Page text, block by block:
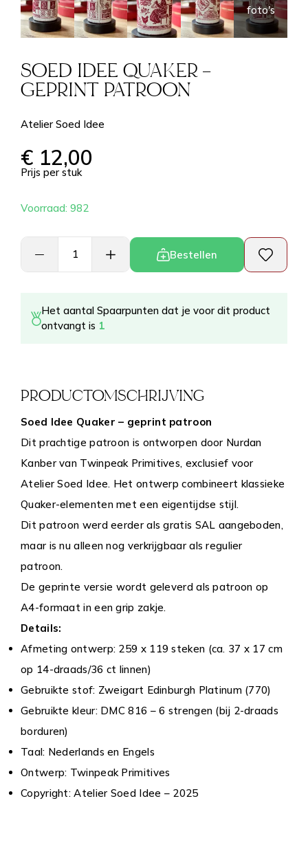
SOED IDEE QUAKER –
GEPRINT PATROON
Atelier Soed Idee
€ 12,00
Prijs per stuk
Voorraad: 982
Bestellen
Het aantal Spaarpunten dat je voor dit product
ontvangt is 1
PRODUCTOMSCHRIJVING
Soed Idee Quaker – geprint patroon
Dit prachtige patroon is ontworpen door Nurdan
Kanber van Twinpeak Primitives, exclusief voor
Atelier Soed Idee. Het ontwerp combineert klassieke
Quaker-elementen met een eigentijdse stijl.
Dit patroon werd eerder als gratis SAL aangeboden,
maar is nu alleen nog verkrijgbaar als regulier
patroon.
De geprinte versie wordt geleverd als patroon op
A4-formaat in een grip zakje.
Details:
Afmeting ontwerp: 259 x 119 steken (ca. 37 x 17 cm
op 14-draads/36 ct linnen)
Gebruikte stof: Zweigart Edinburgh Platinum (770)
Gebruikte kleur: DMC 816 – 6 strengen (bij 2-draads
borduren)
Taal: Nederlands en Engels
Ontwerp: Twinpeak Primitives
Copyright: Atelier Soed Idee – 2025